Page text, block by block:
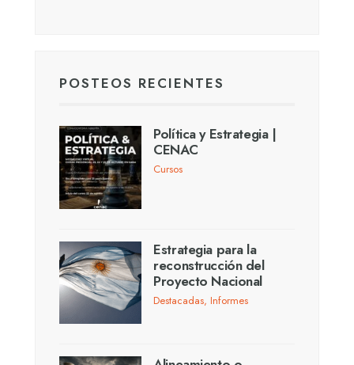
POSTEOS RECIENTES
Política y Estrategia |
CENAC
Cursos
Estrategia para la
reconstrucción del
Proyecto Nacional
Destacadas, Informes